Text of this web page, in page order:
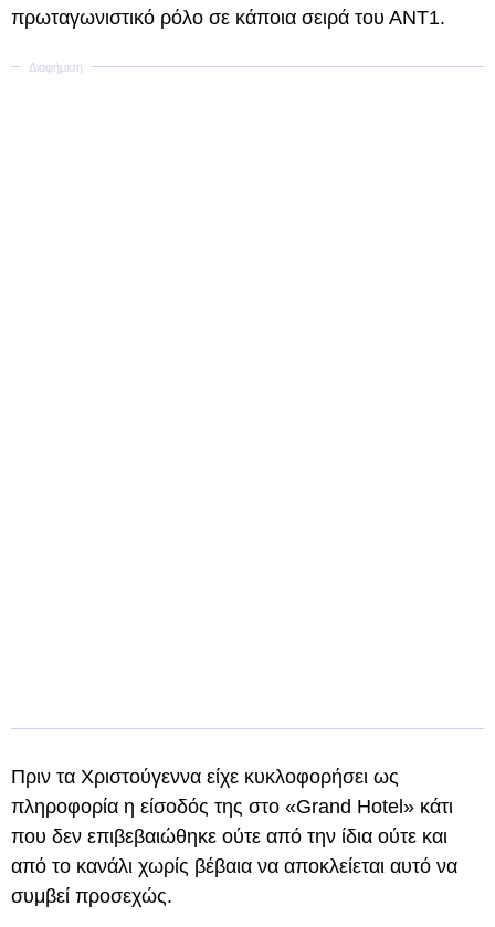
πρωταγωνιστικό ρόλο σε κάποια σειρά του ΑΝΤ1.
Πριν τα Χριστούγεννα είχε κυκλοφορήσει ως
πληροφορία η είσοδός της στο «Grand Hotel» κάτι
που δεν επιβεβαιώθηκε ούτε από την ίδια ούτε και
από το κανάλι χωρίς βέβαια να αποκλείεται αυτό να
συμβεί προσεχώς.